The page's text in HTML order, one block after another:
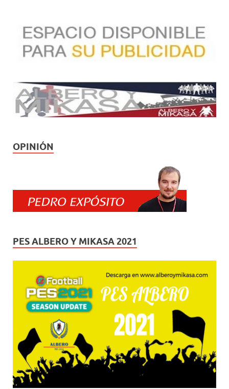
OPINIÓN
PES ALBERO Y MIKASA 2021